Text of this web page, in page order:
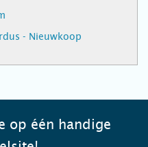
- Nieuwkoop
op één handige